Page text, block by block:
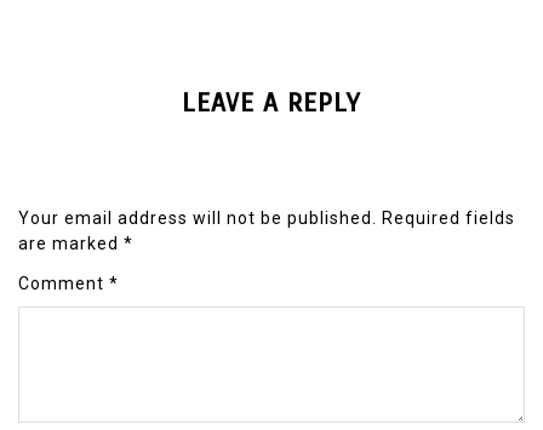
LEAVE A REPLY
Your email address will not be published.
Required fields
are marked *
Comment *